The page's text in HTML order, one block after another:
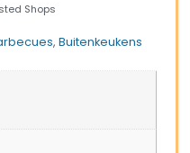
Shops
,Buitenkeukens